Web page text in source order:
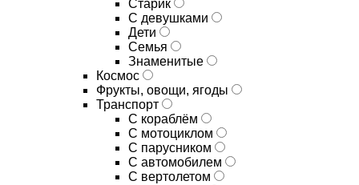
Старик
С девушками
Дети
Семья
Знаменитые
Космос
Фрукты, овощи, ягоды
Транспорт
С кораблём
С мотоциклом
С парусником
С автомобилем
С вертолетом